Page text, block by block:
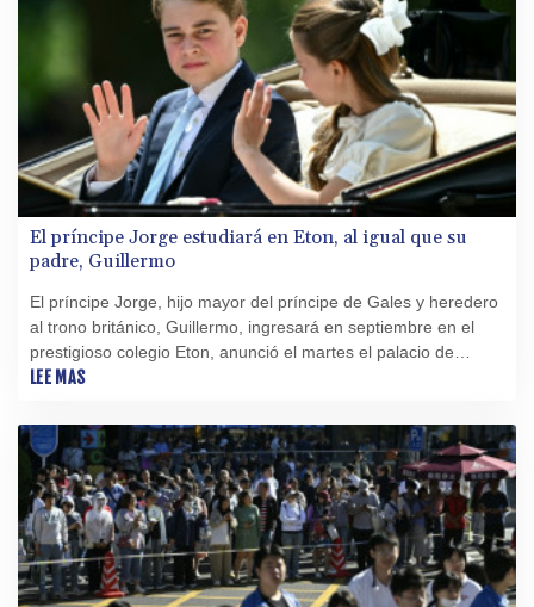
El príncipe Jorge estudiará en Eton, al igual que su
padre, Guillermo
El príncipe Jorge, hijo mayor del príncipe de Gales y heredero
al trono británico, Guillermo, ingresará en septiembre en el
prestigioso colegio Eton, anunció el martes el palacio de
Kensington.
LEE MAS